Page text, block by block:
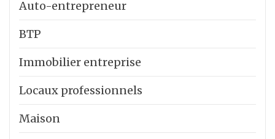
Auto-entrepreneur
BTP
Immobilier entreprise
Locaux professionnels
Maison